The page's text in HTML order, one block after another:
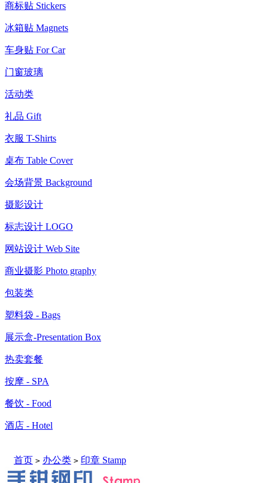
商标贴 Stickers
冰箱贴 Magnets
车身贴 For Car
门窗玻璃
活动类
礼品 Gift
衣服 T-Shirts
桌布 Table Cover
会场背景 Background
摄影设计
标志设计 LOGO
网站设计 Web Site
商业摄影 Photo graphy
包装类
塑料袋 - Bags
展示盒-Presentation Box
热卖套餐
按摩 - SPA
餐饮 - Food
酒店 - Hotel
首页 > 办公类 > 印章 Stamp